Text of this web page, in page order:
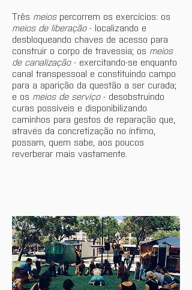
Três meios percorrem os exercícios: os
meios de liberação - localizando e
desbloqueando chaves de acesso para
construir o corpo de travessia; os meios
de canalização - exercitando-se enquanto
canal transpessoal e constituindo campo
para a aparição da questão a ser curada;
e os meios de serviço - desobstruindo
curas possíveis e disponibilizando
caminhos para gestos de reparação que,
através da concretização no ínfimo,
possam, quem sabe, aos poucos
reverberar mais vastamente.